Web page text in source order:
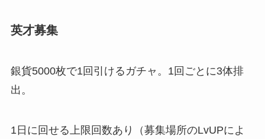
英才募集
銀貨5000枚で1回引けるガチャ。1回ごとに3体排
出。
1日に回せる上限回数あり（募集場所のLvUPによ